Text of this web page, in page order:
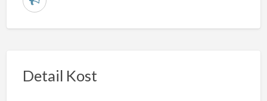
L
r
Detail Kost